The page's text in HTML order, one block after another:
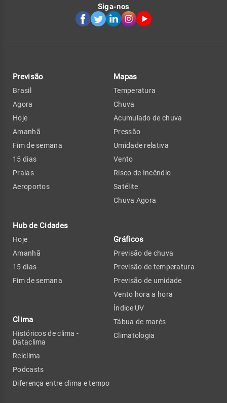
Siga-nos
Previsão
Brasil
Agora
Hoje
Amanhã
Fim de semana
15 dias
Praias
Aeroportos
Hub de Cidades
Hoje
Amanhã
15 dias
Fim de semana
Clima
Históricos de clima -
Dataclima
Relclima
Podcasts
Diferença entre clima e tempo
Mapas
Temperatura
Chuva
Acumulado de chuva
Pressão
Umidade relativa
Vento
Risco de Incêndio
Satélite
Chuva Agora
Gráficos
Previsão de chuva
Previsão de temperatura
Previsão de umidade
Vento hora a hora
Índice UV
Tábua de marés
Climatologia